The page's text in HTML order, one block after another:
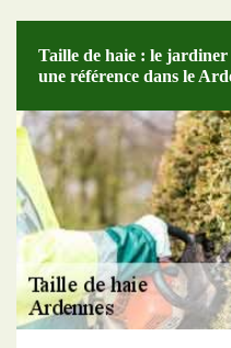
Taille de haie : le
une référence dans le